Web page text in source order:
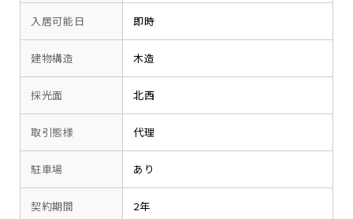
入居可能日 即時
建物構造 木造
採光面 北西
取引態様 代理
駐車場 あり
契約期間 2年